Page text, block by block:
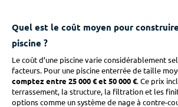
Quel est le coût moyen pour
piscine ?
Le coût d’une piscine varie considérablement
facteurs. Pour une piscine enterrée de taille
comptez entre 25 000 € et 50 000 € . Ce prix
terrassement, la structure, la filtration et les
options comme un système de nage à contre-